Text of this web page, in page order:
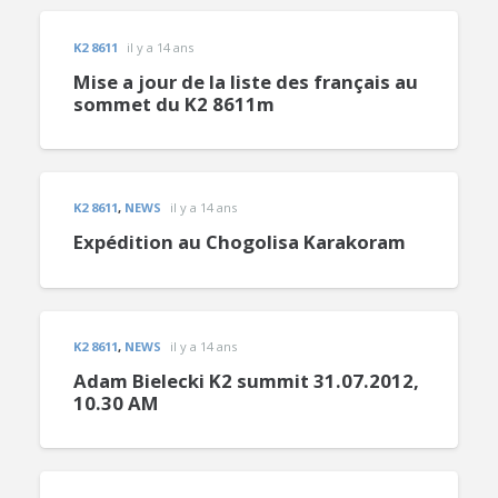
K2 8611 il y a 14 ans
Mise a jour de la liste des français au
sommet du K2 8611m
K2 8611, NEWS il y a 14 ans
Expédition au Chogolisa Karakoram
K2 8611, NEWS il y a 14 ans
Adam Bielecki K2 summit 31.07.2012,
10.30 AM